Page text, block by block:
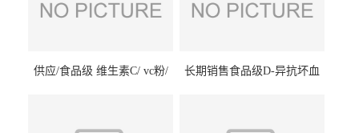
供应/食品级 维生素C/ vc粉/
长期销售食品级D-异抗坏血